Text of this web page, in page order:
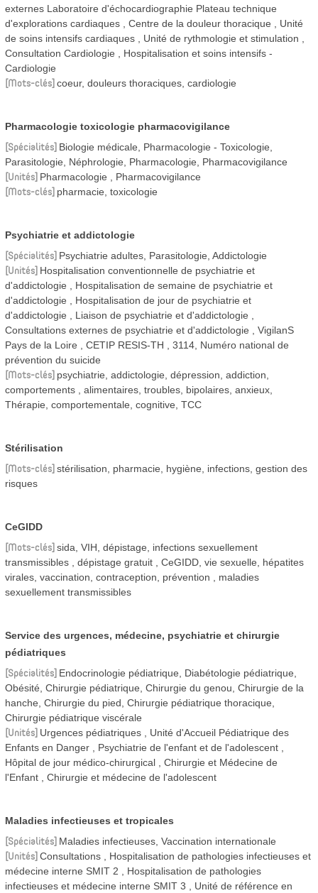
externes Laboratoire d'échocardiographie Plateau technique
d'explorations cardiaques
Centre de la douleur thoracique
Unité
de soins intensifs cardiaques
Unité de rythmologie et stimulation
Consultation Cardiologie
Hospitalisation et soins intensifs -
Cardiologie
Mots-clés coeur, douleurs thoraciques, cardiologie
Pharmacologie toxicologie pharmacovigilance
Spécialités Biologie médicale, Pharmacologie - Toxicologie,
Parasitologie, Néphrologie, Pharmacologie, Pharmacovigilance
Unités Pharmacologie Pharmacovigilance
Mots-clés pharmacie, toxicologie
Psychiatrie et addictologie
Spécialités Psychiatrie adultes, Parasitologie, Addictologie
Unités Hospitalisation conventionnelle de psychiatrie et
d'addictologie
Hospitalisation de semaine de psychiatrie et
d'addictologie
Hospitalisation de jour de psychiatrie et
d'addictologie
Liaison de psychiatrie et d'addictologie
Consultations externes de psychiatrie et d'addictologie
VigilanS
Pays de la Loire
CETIP RESIS-TH
3114, Numéro national de
prévention du suicide
Mots-clés psychiatrie, addictologie, dépression, addiction,
comportements , alimentaires, troubles, bipolaires, anxieux,
Thérapie, comportementale, cognitive, TCC
Stérilisation
Mots-clés stérilisation, pharmacie, hygiène, infections, gestion des
risques
CeGIDD
Mots-clés sida, VIH, dépistage, infections sexuellement
transmissibles , dépistage gratuit , CeGIDD, vie sexuelle, hépatites
virales, vaccination, contraception, prévention , maladies
sexuellement transmissibles
Service des urgences, médecine, psychiatrie et chirurgie
pédiatriques
Spécialités Endocrinologie pédiatrique, Diabétologie pédiatrique,
Obésité, Chirurgie pédiatrique, Chirurgie du genou, Chirurgie de la
hanche, Chirurgie du pied, Chirurgie pédiatrique thoracique,
Chirurgie pédiatrique viscérale
Unités Urgences pédiatriques
Unité d'Accueil Pédiatrique des
Enfants en Danger
Psychiatrie de l'enfant et de l'adolescent
Hôpital de jour médico-chirurgical
Chirurgie et Médecine de
l'Enfant
Chirurgie et médecine de l'adolescent
Maladies infectieuses et tropicales
Spécialités Maladies infectieuses, Vaccination internationale
Unités Consultations
Hospitalisation de pathologies infectieuses et
médecine interne SMIT 2
Hospitalisation de pathologies
infectieuses et médecine interne SMIT 3
Unité de référence en